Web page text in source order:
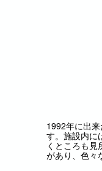
1992年に出
す。施設内に
くところも
があり、色々